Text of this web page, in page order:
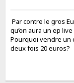
Par contre le gros
qu’on aura un ep
Pourquoi vendre un
deux fois 20 euros?